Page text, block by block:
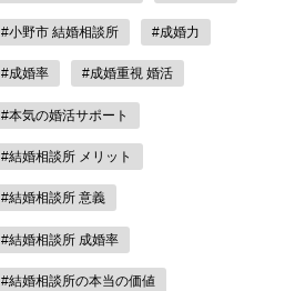
#小野市 結婚相談所 #成婚力
#成婚率 #成婚重視 婚活
#本気の婚活サポート
#結婚相談所 メリット
#結婚相談所 意義
#結婚相談所 成婚率
#結婚相談所の本当の価値